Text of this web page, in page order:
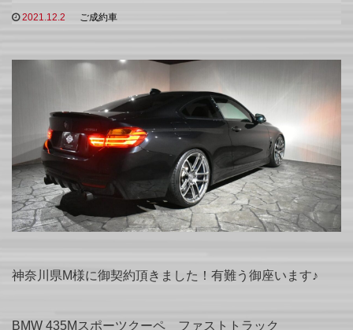
2021.12.2 ご成約車
神奈川県M様に御契約頂きました！有難う御座います♪
BMW 435Mスポーツクーペ ファストトラック